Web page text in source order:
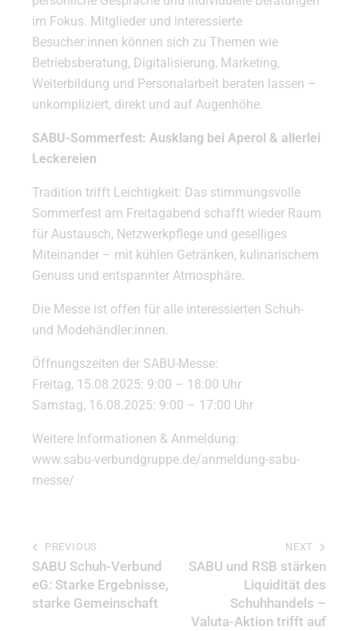
im Fokus. Mitglieder und interessierte
Besucher:innen können sich zu Themen wie
Betriebsberatung, Digitalisierung, Marketing,
Weiterbildung und Personalarbeit beraten lassen –
unkompliziert, direkt und auf Augenhöhe.
SABU-Sommerfest: Ausklang bei Aperol & allerlei
Leckereien
Tradition trifft Leichtigkeit: Das stimmungsvolle
Sommerfest am Freitagabend schafft wieder Raum
für Austausch, Netzwerkpflege und geselliges
Miteinander – mit kühlen Getränken, kulinarischem
Genuss und entspannter Atmosphäre.
Die Messe ist offen für alle interessierten Schuh-
und Modehändler:innen.
Öffnungszeiten der SABU-Messe:
Freitag, 15.08.2025: 9:00 – 18:00 Uhr
Samstag, 16.08.2025: 9:00 – 17:00 Uhr
Weitere Informationen & Anmeldung:
www.sabu-verbundgruppe.de/anmeldung-sabu-
messe/
PREVIOUS
SABU Schuh-Verbund
eG: Starke Ergebnisse,
starke Gemeinschaft
NEXT
SABU und RSB stärken
Liquidität des
Schuhhandels –
Valuta-Aktion trifft auf